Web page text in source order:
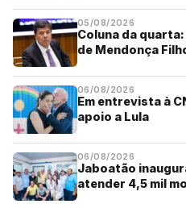
05/08/2026
Coluna da
de Mendonça
06/08/2026
Em entrevista à
apoio a Lula
06/08/2026
Jaboatão
atender 4,5 mil